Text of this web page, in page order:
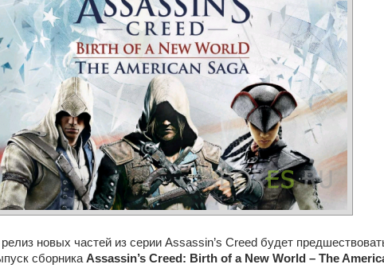
новых частей из серии Assassin’s Creed будет
сборника Assassin’s Creed: Birth of a New World – The